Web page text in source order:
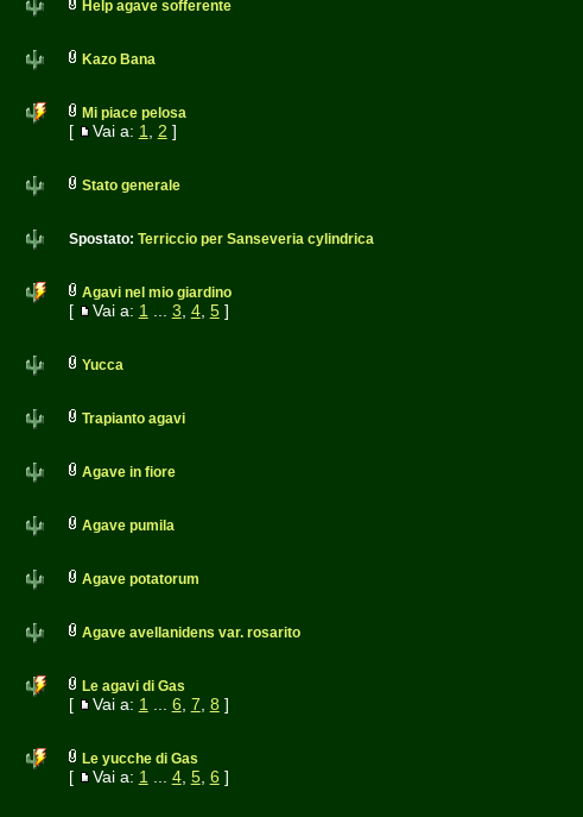
Help agave sofferente
Kazo Bana
Mi piace pelosa
[ Vai a: 1 2 ]
Stato generale
Spostato: Terriccio per Sanseveria cylindrica
Agavi nel mio giardino
[ Vai a: 1 3 4, 5]
Yucca
Trapianto agavi
Agave in fiore
Agave pumila
Agave potatorum
Agave avellanidens var. rosarito
Le agavi di Gas
[ Vai a: 1 6 7 8 ]
Le yucche di Gas
[ Vai a: 1 4, 5, 6 ]